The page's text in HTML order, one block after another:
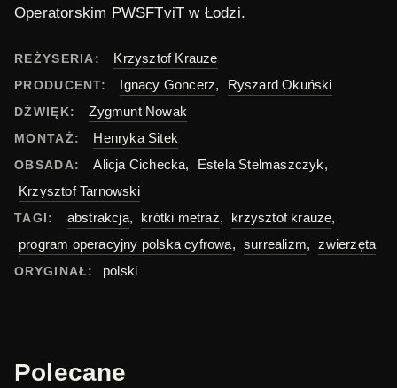
Operatorskim PWSFTviT w Łodzi.
REŻYSERIA: Krzysztof Krauze
PRODUCENT: Ignacy Goncerz, Ryszard Okuński
DŹWIĘK: Zygmunt Nowak
MONTAŻ: Henryka Sitek
OBSADA: Alicja Cichecka, Estela Stelmaszczyk,
Krzysztof Tarnowski
TAGI: abstrakcja, krótki metraż, krzysztof krauze,
program operacyjny polska cyfrowa, surrealizm, zwierzęta
ORYGINAŁ: polski
Polecane